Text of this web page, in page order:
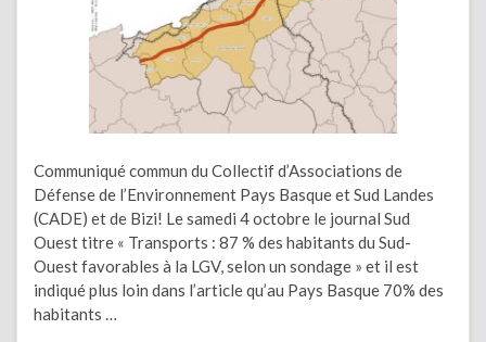
Communiqué commun du Collectif d’Associations de
Défense de l’Environnement Pays Basque et Sud Landes
(CADE) et de Bizi! Le samedi 4 octobre le journal Sud
Ouest titre « Transports : 87 % des habitants du Sud-
Ouest favorables à la LGV, selon un sondage » et il est
indiqué plus loin dans l’article qu’au Pays Basque 70% des
habitants …